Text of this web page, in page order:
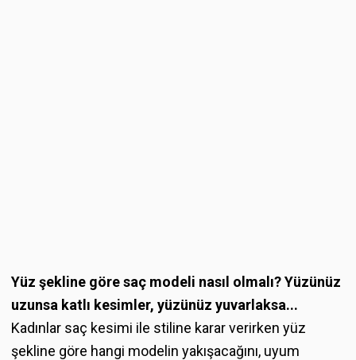
Yüz şekline göre saç modeli nasıl olmalı? Yüzünüz
uzunsa katlı kesimler, yüzünüz yuvarlaksa...
Kadınlar saç kesimi ile stiline karar verirken yüz
şekline göre hangi modelin yakışacağını, uyum